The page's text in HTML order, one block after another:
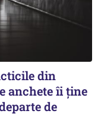
din
anchete îi ține
de